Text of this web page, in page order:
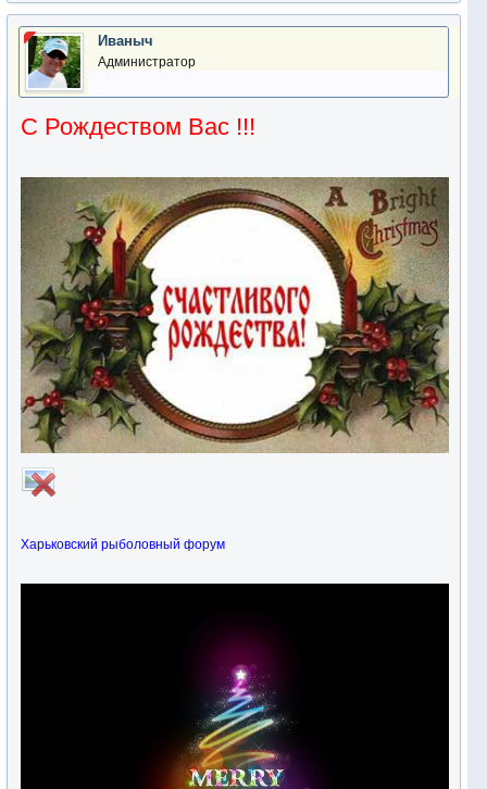
Иваныч
Администратор
С Рождеством Вас !!!
Харьковский рыболовный форум